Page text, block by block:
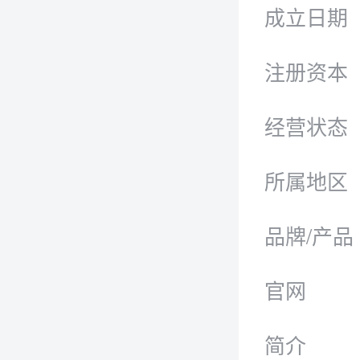
成立日期
注册资本
经营状态
所属地区
品牌/产品
官网
简介